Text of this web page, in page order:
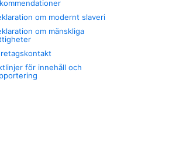
om modernt slaveri
om mänskliga
för innehåll och